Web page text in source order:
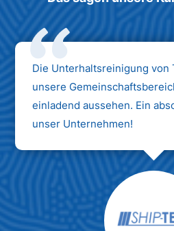
Die Unterhaltsreinigung von
unsere
einladend aussehen. Ein
unser Unternehmen!